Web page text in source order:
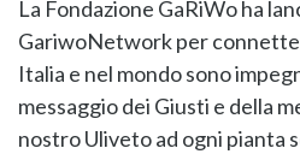
La Fondazione GaRiWo ha
GariwoNetwork per
Italia e nel mondo sono
messaggio dei Giusti e della
nostro Uliveto ad ogni pianta